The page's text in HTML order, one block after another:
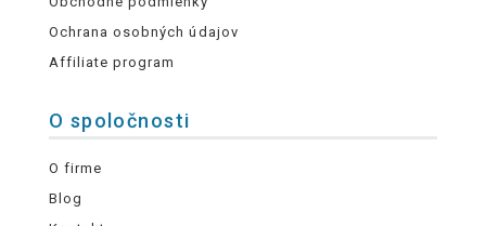
Ochrana osobných údajov
Affiliate program
O spoločnosti
O firme
Blog